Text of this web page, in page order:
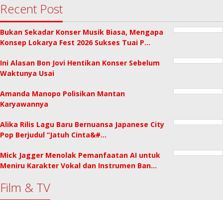
Recent Post
Bukan Sekadar Konser Musik Biasa, Mengapa
Konsep Lokarya Fest 2026 Sukses Tuai P…
Ini Alasan Bon Jovi Hentikan Konser Sebelum
Waktunya Usai
Amanda Manopo Polisikan Mantan
Karyawannya
Alika Rilis Lagu Baru Bernuansa Japanese City
Pop Berjudul “Jatuh Cinta&#…
Mick Jagger Menolak Pemanfaatan AI untuk
Meniru Karakter Vokal dan Instrumen Ban…
Film & TV